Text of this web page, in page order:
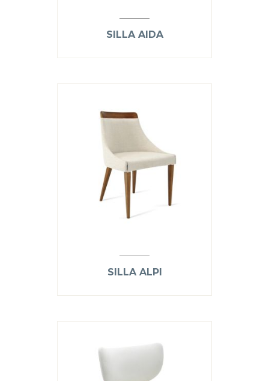
SILLA AIDA
SILLA ALPI